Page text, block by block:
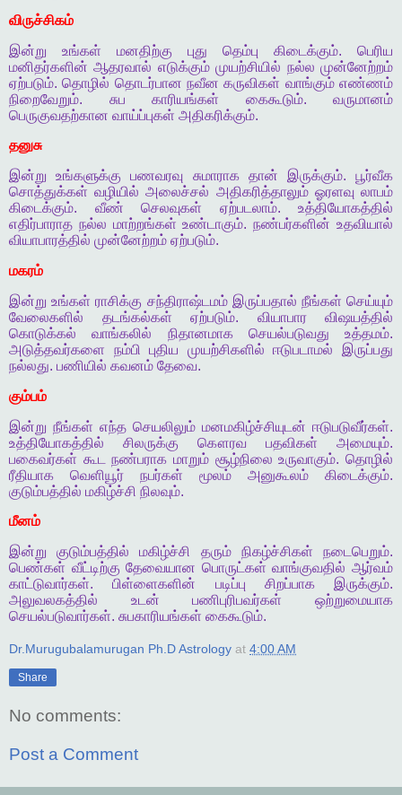
விருச்சிகம்
இன்று
உங்கள் மனதிற்கு புது தெம்பு கிடைக்கும். பெரிய
மனிதர்களின் ஆதரவால் எடுக்கும் முயற்சியில் நல்ல முன்னேற்றம்
ஏற்படும்.தொழில் தொடர்பான நவீன கருவிகள் வாங்கும் எண்ணம்
நிறைவேறும். சுப காரியங்கள் கைகூடும். வருமானம்
பெருகுவதற்கான வாய்ப்புகள் அதிகரிக்கும்.
தனுசு
இன்று
உங்களுக்கு பணவரவு சுமாராக தான் இருக்கும்.பூர்வீக
சொத்துக்கள் வழியில் அலைச்சல் அதிகரித்தாலும் ஓரளவு லாபம்
கிடைக்கும். வீண் செலவுகள் ஏற்படலாம். உத்தியோகத்தில்
எதிர்பாராத நல்ல மாற்றங்கள் உண்டாகும்.நண்பர்களின் உதவியால்
வியாபாரத்தில் முன்னேற்றம் ஏற்படும்.
மகரம்
இன்று உங்கள் ராசிக்கு சந்திராஷ்டமம் இருப்பதால் நீங்கள் செய்யும்
வேலைகளில்
தடங்கல்கள் ஏற்படும். வியாபார
விஷயத்தில்
கொடுக்கல்
வாங்கலில் நிதானமாக செயல்படுவது உத்தமம்.
அடுத்தவர்களை
நம்பி புதிய முயற்சிகளில் ஈடுபடாமல்
இருப்பது
நல்லது. பணியில் கவனம் தேவை.
கும்பம்
இன்று நீங்கள் எந்த செயலிலும் மனமகிழ்ச்சியுடன் ஈடுபடுவீர்கள்.
உத்தியோகத்தில்
சிலருக்கு கௌரவ பதவிகள் அமையும்.
பகைவர்கள் கூட நண்பராக மாறும் சூழ்நிலை உருவாகும்.தொழில்
ரீதியாக
வெளியூர் நபர்கள் மூலம் அனுகூலம் கிடைக்கும்.
குடும்பத்தில் மகிழ்ச்சி நிலவும்.
மீனம்
இன்று
குடும்பத்தில் மகிழ்ச்சி தரும் நிகழ்ச்சிகள் நடைபெறும்.
பெண்கள் வீட்டிற்கு தேவையான பொருட்கள் வாங்குவதில் ஆர்வம்
காட்டுவார்கள்.பிள்ளைகளின் படிப்பு சிறப்பாக இருக்கும்.
அலுவலகத்தில்
உடன் பணிபுரிபவர்கள்
ஒற்றுமையாக
செயல்படுவார்கள். சுபகாரியங்கள் கைகூடும்.
Dr.Murugubalamurugan Ph.D Astrology at 4:00 AM
Share
No comments:
Post a Comment